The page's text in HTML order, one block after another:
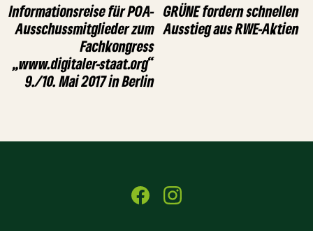
Informationsreise für POA-
Ausschussmitglieder zum
Fachkongress
„www.digitaler-staat.org“
9./10. Mai 2017 in Berlin
GRÜNE fordern schnellen
Ausstieg aus RWE-Aktien